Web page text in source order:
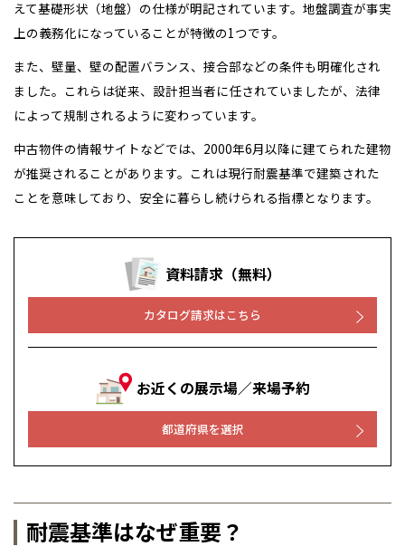
えて基礎形状（地盤）の仕様が明記されています。地盤調査が事実
上の義務化になっていることが特徴の1つです。
また、壁量、壁の配置バランス、接合部などの条件も明確化され
ました。これらは従来、設計担当者に任されていましたが、法律
によって規制されるように変わっています。
中古物件の情報サイトなどでは、2000年6月以降に建てられた建物
が推奨されることがあります。これは現行耐震基準で建築された
ことを意味しており、安全に暮らし続けられる指標となります。
資料請求（無料）
カタログ請求はこちら
お近くの展示場／来場予約
都道府県を選択
耐震基準はなぜ重要？